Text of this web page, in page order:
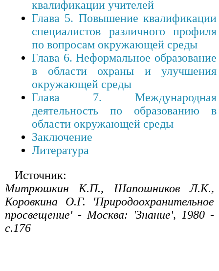
квалификации учителей
Глава 5. Повышение квалификации
специалистов различного профиля
по вопросам окружающей среды
Глава 6. Неформальное образование
в области охраны и улучшения
окружающей среды
Глава 7. Международная
деятельность по образованию в
области окружающей среды
Заключение
Литература
Источник:
Митрюшкин К.П., Шапошников Л.К.,
Коровкина О.Г. 'Природоохранительное
просвещение' - Москва: 'Знание', 1980 -
с.176